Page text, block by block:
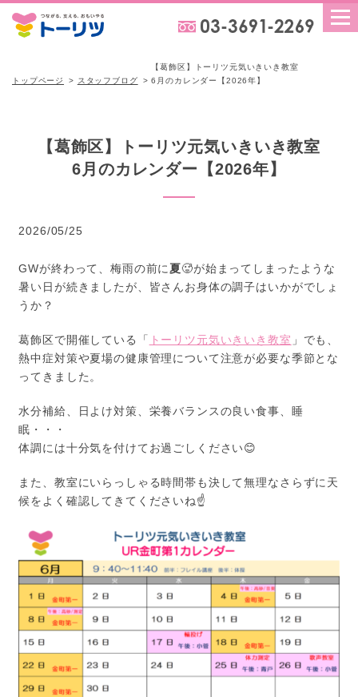
トップページ スタッフブログ
【葛飾区】トーリツ元気いきいき教室
6月のカレンダー【2026年】
【葛飾区】トーリツ元気いきいき教室
6月のカレンダー【2026年】
2026/05/25
GWが終わって、梅雨の前に夏🥵が始まってしまったような
暑い日が続きましたが、皆さんお身体の調子はいかがでしょ
うか？
葛飾区で開催している「 トーリツ元気いきいき教室 」でも、
熱中症対策や夏場の健康管理について注意が必要な季節とな
ってきました。
水分補給、日よけ対策、栄養バランスの良い食事、睡
眠・・・
体調には十分気を付けてお過ごしください😊
また、教室にいらっしゃる時間帯も決して無理なさらずに天
候をよく確認してきてくださいね☝️